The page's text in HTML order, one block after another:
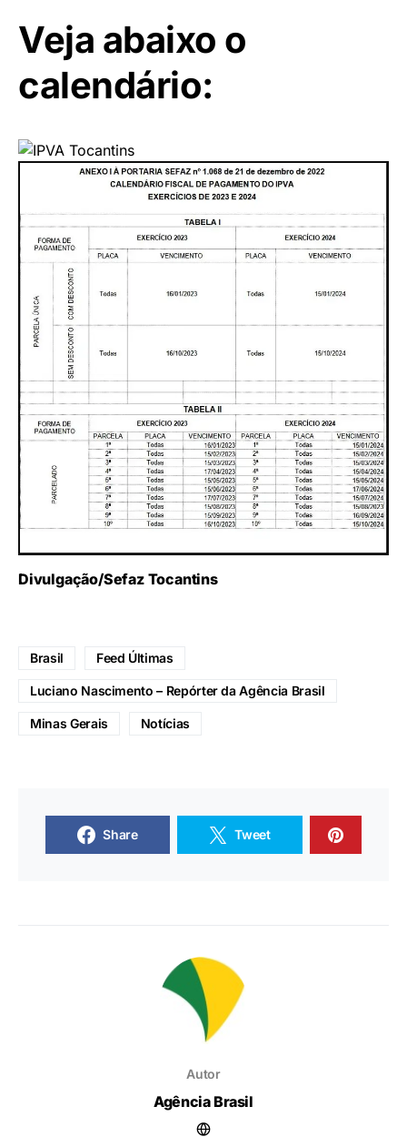
Veja abaixo o
calendário:
Divulgação/Sefaz Tocantins
Brasil Feed Últimas
Luciano Nascimento – Repórter da Agência Brasil
Minas Gerais Notícias
Share Tweet
Autor
Agência Brasil